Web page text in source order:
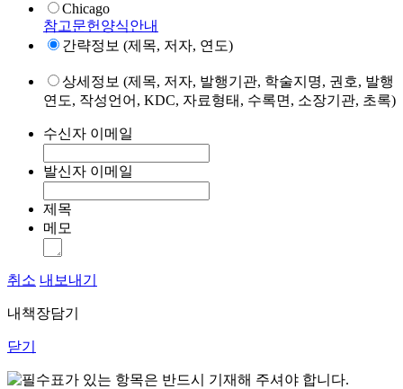
Chicago
참고문헌양식안내
간략정보 (제목, 저자, 연도)
상세정보 (제목, 저자, 발행기관, 학술지명, 권호, 발행
연도, 작성언어, KDC, 자료형태, 수록면, 소장기관, 초록)
수신자 이메일
발신자 이메일
제목
메모
취소 내보내기
내책장담기
닫기
표가 있는 항목은 반드시 기재해 주셔야 합니다.